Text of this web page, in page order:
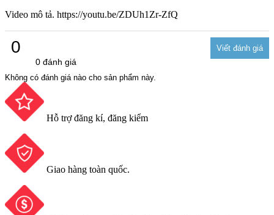
Video mô tả. https://youtu.be/ZDUh1Zr-ZfQ
0
0 đánh giá
Không có đánh giá nào cho sản phẩm này.
Hỗ trợ đăng kí, đăng kiểm
Giao hàng toàn quốc.